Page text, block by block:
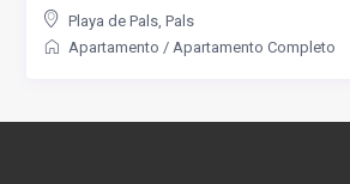
Playa de Pals, Pals
Apartamento / Apartamento Completo